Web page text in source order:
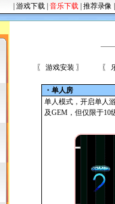
|游戏下载 |音乐下载 |推荐录像
〖 游戏安装 〗 〖
・单人房
单人模式，开启单人
及GEM，但仅限于10